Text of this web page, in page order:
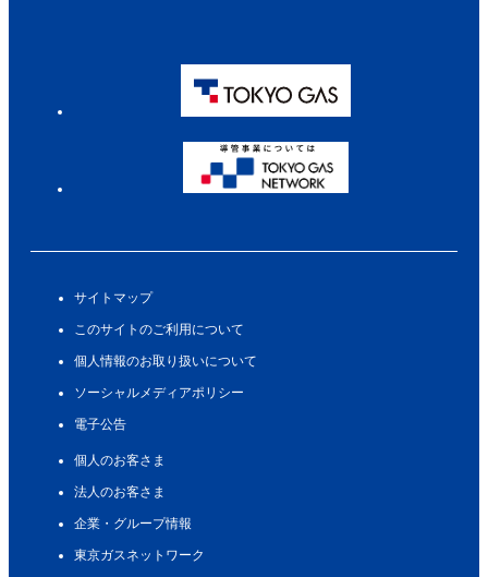
サイトマップ
このサイトのご利用について
個人情報のお取り扱いについて
ソーシャルメディアポリシー
電子公告
個人のお客さま
法人のお客さま
企業・グループ情報
東京ガスネットワーク